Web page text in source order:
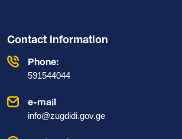
Contact information
Phone:
591544044
e-mail
info@zugdidi.gov.ge